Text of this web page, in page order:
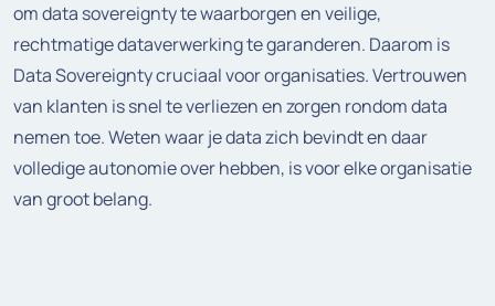
om data sovereignty te waarborgen en veilige,
rechtmatige dataverwerking te garanderen. Daarom is
Data Sovereignty cruciaal voor organisaties. Vertrouwen
van klanten is snel te verliezen en zorgen rondom data
nemen toe. Weten waar je data zich bevindt en daar
volledige autonomie over hebben, is voor elke organisatie
van groot belang.